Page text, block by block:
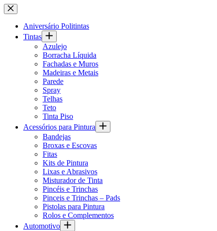
Pular
para
conteúdo
Aniversário Politintas
Tintas
Azulejo
Borracha Líquida
Fachadas e Muros
Madeiras e Metais
Parede
Spray
Telhas
Teto
Tinta Piso
Acessórios para Pintura
Bandejas
Broxas e Escovas
Fitas
Kits de Pintura
Lixas e Abrasivos
Misturador de Tinta
Pincéis e Trinchas
Pinceis e Trinchas – Pads
Pistolas para Pintura
Rolos e Complementos
Automotivo